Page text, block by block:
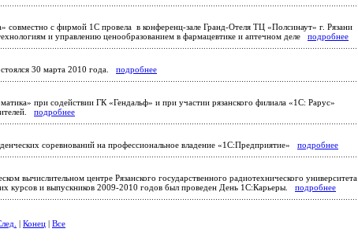
совместно с фирмой 1С провела в конференц-зале Гранд-Отеля ТЦ «Полсинаут» г. Рязани
и управлению ценообразованием в фармацевтике и аптечном деле подробнее
30 марта 2010 года. подробнее
при содействии ГК «Гендальф» и при участии рязанского филиала «1С: Рарус»
подробнее
соревнований на профессиональное владение «1С:Предприятие» подробнее
вычислительном центре Рязанского государственного радиотехнического университета
курсов и выпускников 2009-2010 годов был проведен День 1С:Карьеры. подробнее
Конец Все